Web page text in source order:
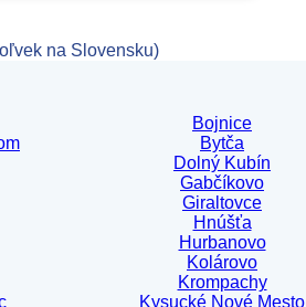
na Slovensku)
Bojnice
Bytča
Dolný Kubín
Gabčíkovo
Giraltovce
Hnúšťa
Hurbanovo
Kolárovo
Krompachy
Kysucké Nové Mesto